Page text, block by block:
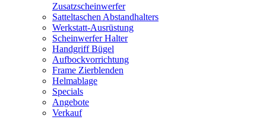
Zusatzscheinwerfer
Satteltaschen Abstandhalters
Werkstatt-Ausrüstung
Scheinwerfer Halter
Handgriff Bügel
Aufbockvorrichtung
Frame Zierblenden
Helmablage
Specials
Angebote
Verkauf